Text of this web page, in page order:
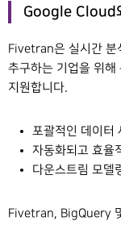
Google Cloud
Fivetran은 실시간 분
추구하는 기업을 위해
지원합니다.
포괄적인 데이터
자동화되고 효율
다운스트림 모델
Fivetran, BigQuery